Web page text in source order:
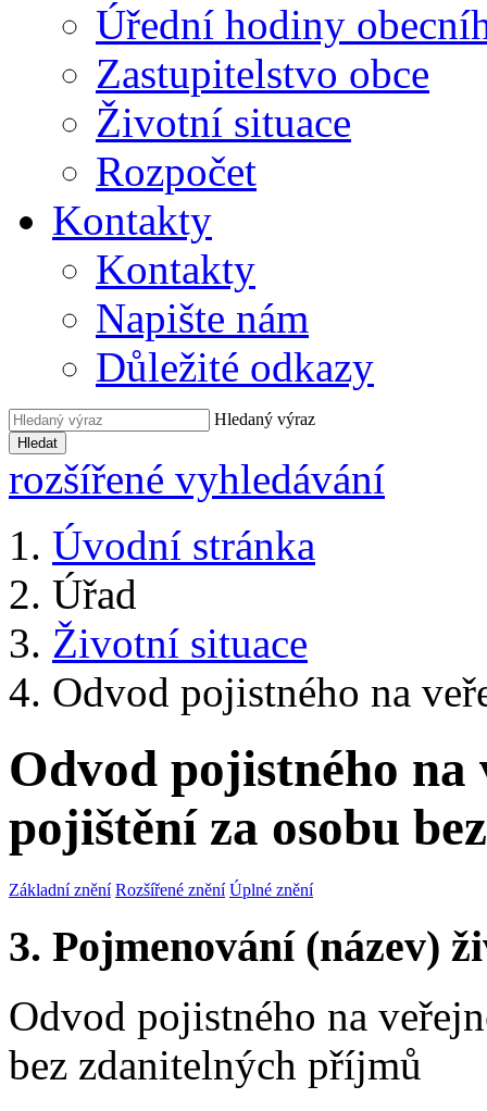
Úřední hodiny
Zastupitelstvo obce
Životní situace
Rozpočet
Kontakty
Kontakty
Napište nám
Důležité odkazy
Hledaný výraz
Hledat
rozšířené vyhledávání
Úvodní stránka
Úřad
Životní situace
Odvod pojistného na
Odvod pojistného
pojištění za osobu
Základní znění Rozšířené znění Úplné znění
3. Pojmenování (název)
Odvod pojistného na
bez zdanitelných příjmů